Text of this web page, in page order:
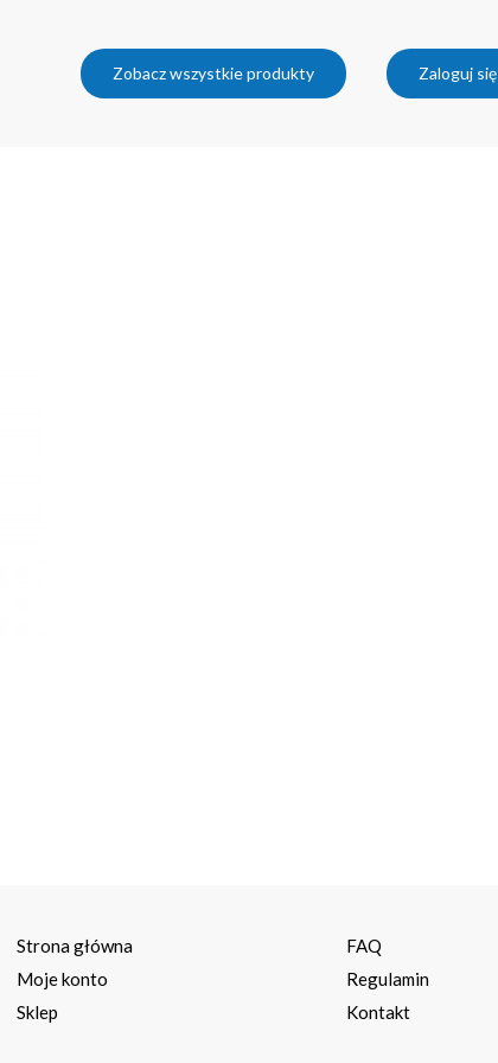
Zobacz wszystkie produkty Zaloguj się
Strona główna
Moje konto
Sklep
FAQ
Regulamin
Kontakt